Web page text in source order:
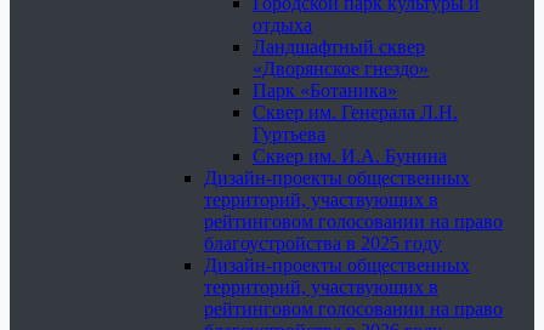
отдыха
Ландшафтный сквер
«Дворянское гнездо»
Парк «Ботаника»
Сквер им. Генерала Л.Н.
Гуртьева
Сквер им. И.А. Бунина
Дизайн-проекты общественных
территорий, участвующих в
рейтинговом голосовании на право
благоустройства в 2025 году
Дизайн-проекты общественных
территорий, участвующих в
рейтинговом голосовании на право